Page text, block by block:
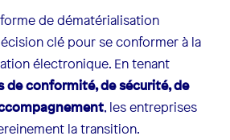
de dématérialisation
clé pour se conformer à la
électronique. En tenant
de conformité, de sécurité, de
, les entreprises
la transition.